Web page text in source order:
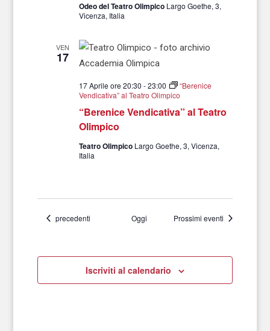
Odeo del Teatro Olimpico Largo Goethe, 3,
Vicenza, Italia
VEN
17
“Berenice Vendicativa” al Teatro
Olimpico
17 Aprile ore 20:30 -23:00
“Berenice
Vendicativa” al Teatro Olimpico
Teatro Olimpico Largo Goethe, 3, Vicenza,
Italia
Eventi
precedenti Oggi Prossimi eventi
Iscriviti al calendario